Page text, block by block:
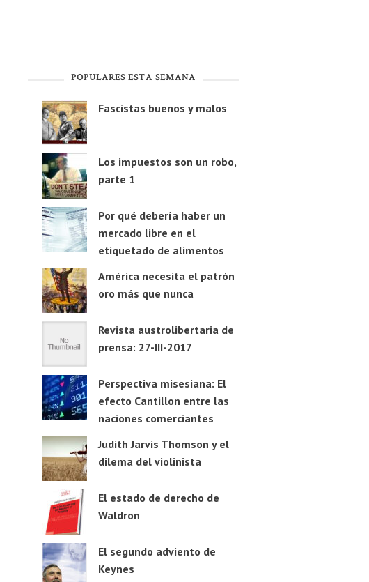
POPULARES ESTA SEMANA
Fascistas buenos y malos
Los impuestos son un robo,
parte 1
Por qué debería haber un
mercado libre en el
etiquetado de alimentos
América necesita el patrón
oro más que nunca
Revista austrolibertaria de
prensa: 27-III-2017
Perspectiva misesiana: El
efecto Cantillon entre las
naciones comerciantes
Judith Jarvis Thomson y el
dilema del violinista
El estado de derecho de
Waldron
El segundo adviento de
Keynes